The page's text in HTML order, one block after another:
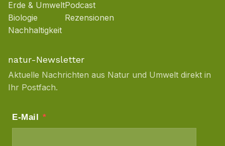
Erde & Umwelt
Biologie
Nachhaltigkeit
Podcast
Rezensionen
natur-Newsletter
Aktuelle Nachrichten aus Natur und Umwelt direkt in
Ihr Postfach.